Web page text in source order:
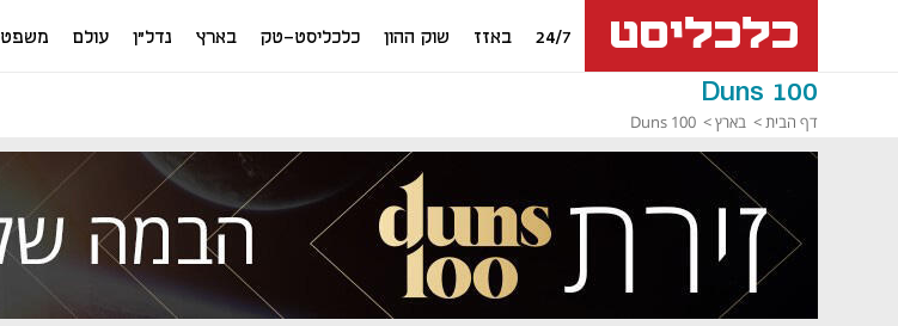
24/7 באזז שוק ההון כלכליסט-טק בארץ נדל"ן עולם משפט
Duns 100
דף הבית בארץ Duns 100